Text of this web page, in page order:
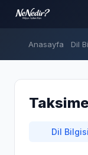
Anasayfa Dil
Dil Bilgisi